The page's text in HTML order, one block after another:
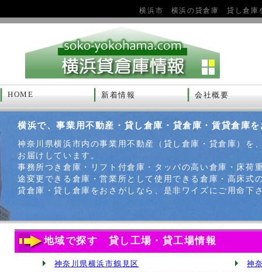
横浜市 横浜の貸倉庫 貸し倉庫
HOME 新着情報 会社概要
横浜で、事業用不動産・貸し倉庫・貸倉庫・賃貸倉庫
神奈川県横浜市内の事業用不動産（貸し倉庫・貸倉庫）を
お届けしています。
事務所つき倉庫・リフト付倉庫・タッパの高い倉庫・床荷
途変更できる倉庫・営業所として使用できる倉庫・高床式
貸倉庫・貸し倉庫をおさがしなら、是非ワイズにご用命下
地域で探す 貸し工場・貸工場情報
神奈川県横浜市鶴見区 神